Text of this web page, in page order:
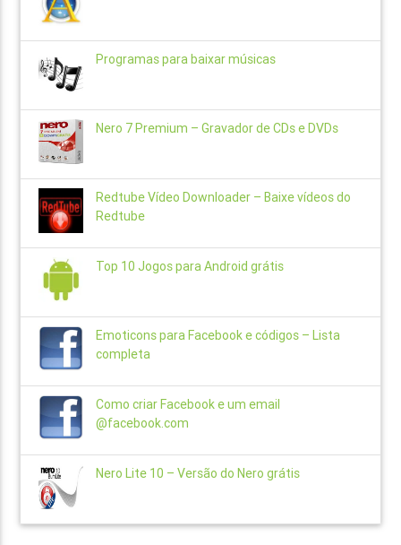
Programas para baixar músicas
Nero 7 Premium – Gravador de CDs e DVDs
Redtube Vídeo Downloader – Baixe vídeos do
Redtube
Top 10 Jogos para Android grátis
Emoticons para Facebook e códigos – Lista
completa
Como criar Facebook e um email
@facebook.com
Nero Lite 10 – Versão do Nero grátis